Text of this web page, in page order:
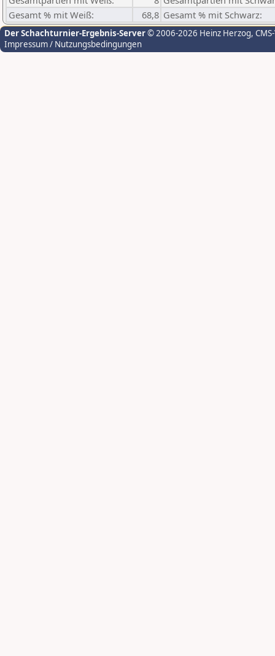
Gesamt % mit Weiß:
68,8 Gesamt % mit Schwarz:
Der Schachturnier-Ergebnis-Server© 2006-2026 Heinz Herzog,
Impressum / Nutzungsbedingungen